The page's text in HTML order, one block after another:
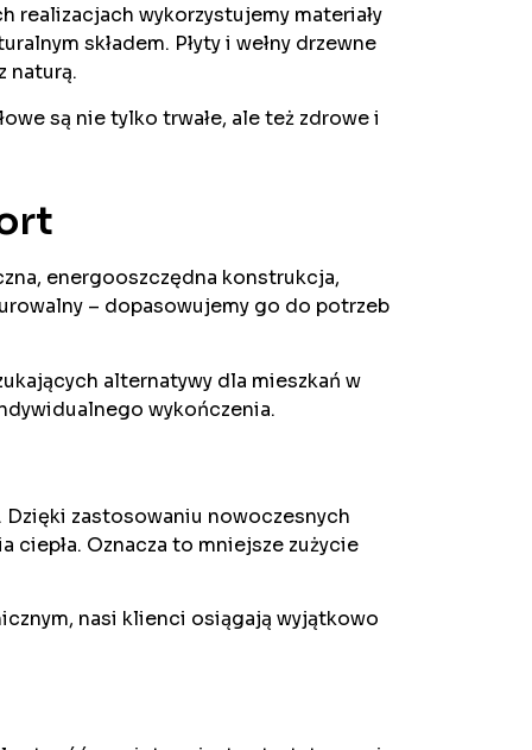
realizacjach wykorzystujemy materiały
składem. Płyty i wełny drzewne
naturą.
są nie tylko trwałe, ale też zdrowe i
energooszczędna konstrukcja,
– dopasowujemy go do potrzeb
alternatywy dla mieszkań w
wykończenia.
zastosowaniu nowoczesnych
ciepła. Oznacza to mniejsze zużycie
nasi klienci osiągają wyjątkowo